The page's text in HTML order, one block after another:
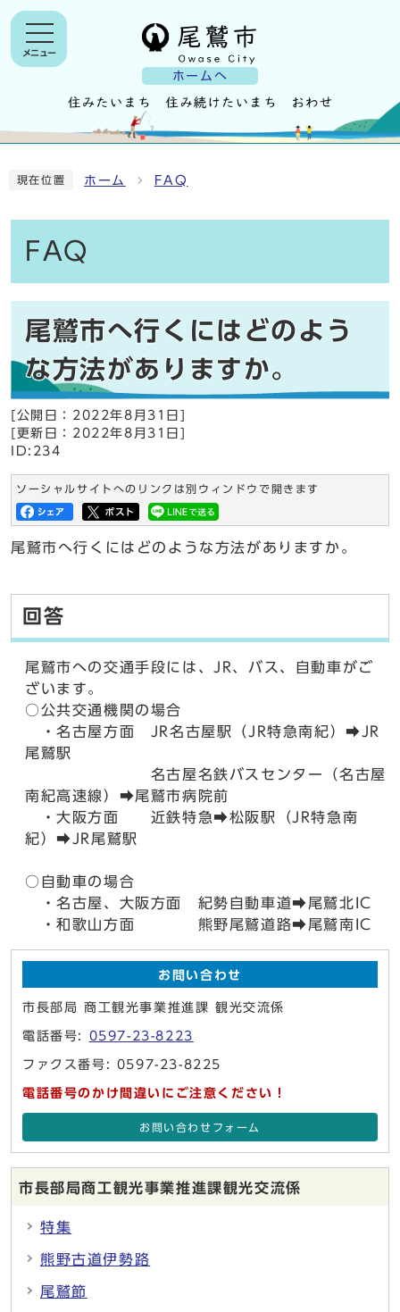
ホームへ
メニュー
現在位置 ホーム FAQ
FAQ
尾鷲市へ行くにはどのよう
な方法がありますか。
[公開日：2022年8月31日]
[更新日：2022年8月31日]
ID:234
ソーシャルサイトへのリンクは別ウィンドウで開きます
尾鷲市へ行くにはどのような方法がありますか。
回答
尾鷲市への交通手段には、JR、バス、自動車がご
ざいます。
○公共交通機関の場合
・名古屋方面 JR名古屋駅（JR特急南紀）➡JR
尾鷲駅
名古屋名鉄バスセンター（名古屋
南紀高速線）➡尾鷲市病院前
・大阪方面 近鉄特急➡松阪駅（JR特急南
紀）➡JR尾鷲駅
○自動車の場合
・名古屋、大阪方面 紀勢自動車道➡尾鷲北IC
・和歌山方面 熊野尾鷲道路➡尾鷲南IC
お問い合わせ
市長部局 商工観光事業推進課 観光交流係
電話番号: 0597-23-8223
ファクス番号: 0597-23-8225
電話番号のかけ間違いにご注意ください！
お問い合わせフォーム
市長部局商工観光事業推進課観光交流係
特集
熊野古道伊勢路
尾鷲節